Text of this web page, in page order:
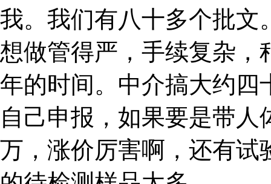
我。我们有八十多个批
想做管得严，手续复杂，
年的时间。中介搞大约四
自己申报，如果要是带
万，涨价厉害啊，还有试